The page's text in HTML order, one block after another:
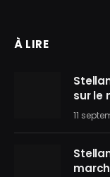
À LIRE
sur le
11